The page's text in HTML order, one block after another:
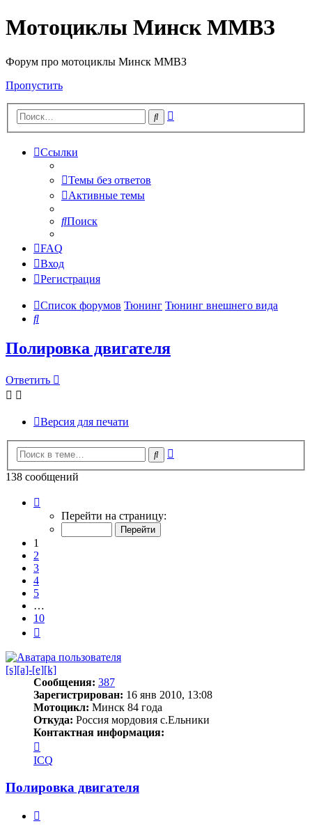
Мотоциклы Минск ММВЗ
Форум про мотоциклы Минск ММВЗ
Пропустить
Поиск
Ссылки
Темы без ответов
Активные темы
Поиск
FAQ
Вход
Регистрация
Список форумов Тюнинг Тюнинг внешнего вида
Поиск
Полировка двигателя
Ответить
Версия для печати
Поиск
138 сообщений
Перейти на страницу:
1
2
3
4
5
…
10
[s][a]-[e][k]
Сообщения: 387
Зарегистрирован: 16 янв 2010, 13:08
Мотоцикл: Минск 84 года
Откуда: Россия мордовия с.Ельники
Контактная информация:
информация
пользователя
[a]-
[k]
ICQ
Полировка двигателя